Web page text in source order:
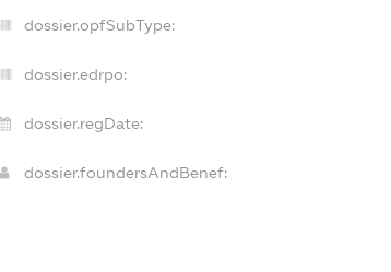
dossier.opfSubType:
dossier.edrpo:
dossier.regDate:
dossier.foundersAndBenef: